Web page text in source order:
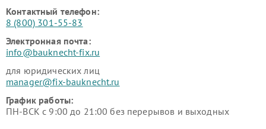
Контактный телефон:
8 (800) 301-55-83
Электронная почта:
info@bauknecht-fix.ru
для юридических лиц
manager@fix-bauknecht.ru
График работы:
ПН-ВСК с 9:00 до 21:00 без перерывов и выходных